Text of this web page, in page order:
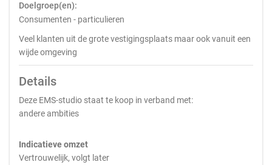
Doelgroep(en):
Consumenten - particulieren
Veel klanten uit de grote vestigingsplaats maar ook vanuit een
wijde omgeving
Details
Deze EMS-studio staat te koop in verband met:
andere ambities
Indicatieve omzet
Vertrouwelijk, volgt later